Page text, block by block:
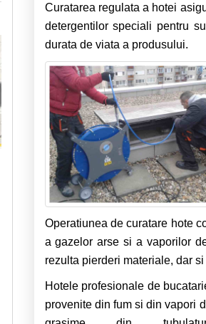
Curatarea regulata a hotei
detergentilor speciali pentru
durata de viata a produsului.
Operatiunea de curatare hote
a gazelor arse si a vaporilor
rezulta pierderi materiale, dar si
Hotele profesionale de
provenite din fum si din vapori